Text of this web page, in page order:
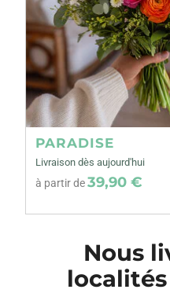
PARADISE
Livraison dès aujourd'hui
à partir de39,90 €
Nous